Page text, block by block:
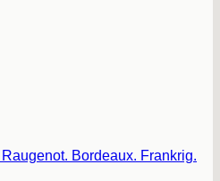
Bordeaux. Frankrig.